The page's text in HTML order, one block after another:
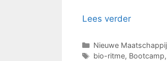
Lees verder
Categorieën
Nieuwe Maatschappij
Tags
bio-ritme, Bootcamp,